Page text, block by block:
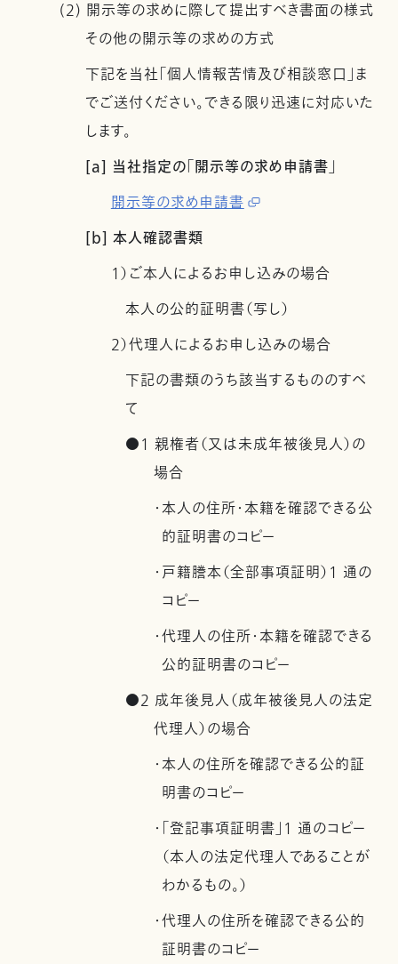
(2) 開示等の求めに際して提出すべき書面の様式
その他の開示等の求めの方式
下記を当社「個人情報苦情及び相談窓口」ま
でご送付ください。できる限り迅速に対応いた
します。
[a] 当社指定の「開示等の求め申請書」
開示等の求め申請書
[b] 本人確認書類
1）ご本人によるお申し込みの場合
本人の公的証明書（写し）
2）代理人によるお申し込みの場合
下記の書類のうち該当するもののすべ
て
●1 親権者（又は未成年被後見人）の
場合
・本人の住所・本籍を確認できる公
的証明書のコピー
・戸籍謄本（全部事項証明）1 通の
コピー
・代理人の住所・本籍を確認できる
公的証明書のコピー
●2 成年後見人（成年被後見人の法定
代理人）の場合
・本人の住所を確認できる公的証
明書のコピー
・「登記事項証明書」1 通のコピー
（本人の法定代理人であることが
わかるもの。）
・代理人の住所を確認できる公的
証明書のコピー